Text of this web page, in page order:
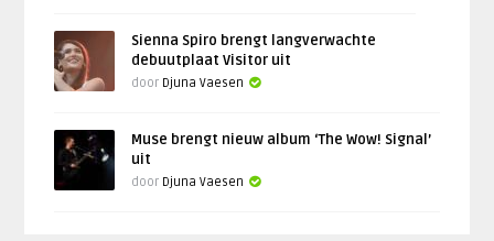
Sienna Spiro brengt langverwachte
debuutplaat Visitor uit
door Djuna Vaesen
Muse brengt nieuw album ‘The Wow! Signal’
uit
door Djuna Vaesen